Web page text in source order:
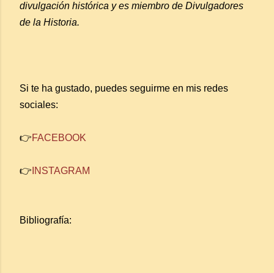
divulgación histórica y es miembro de Divulgadores
de la Historia.
Si te ha gustado, puedes seguirme en mis redes
sociales:
👉FACEBOOK
👉 INSTAGRAM
Bibliografía: